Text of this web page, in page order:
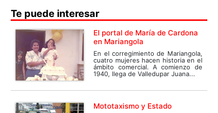
Te puede interesar
El portal de María de Cardona
en Mariangola
En el corregimiento de Mariangola,
cuatro mujeres hacen historia en el
ámbito comercial. A comienzo de
1940, llega de Valledupar Juana...
Mototaxismo y Estado